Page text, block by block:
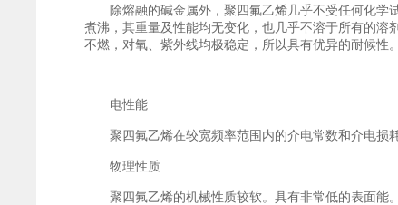
除熔融的碱金属外，聚四氟乙烯几乎不受任何化学
煮沸，其重量及性能均无变化，也几乎不溶于所有的
不燃，对氧、紫外线均极稳定，所以具有优异的耐候性。
电性能
聚四氟乙烯在较宽频率范围内的介电常数和介电损
物理性质
聚四氟乙烯的机械性质较软。具有非常低的表面能。